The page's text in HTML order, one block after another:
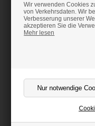
Wir verwenden Cookies
von Verkehrsdaten. Wir
Verbesserung unserer
akzeptieren Sie die
Mehr lesen
Video über das